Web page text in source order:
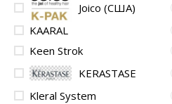
Joico (США)
KAARAL
Keen Strok
KERASTASE
Kleral System